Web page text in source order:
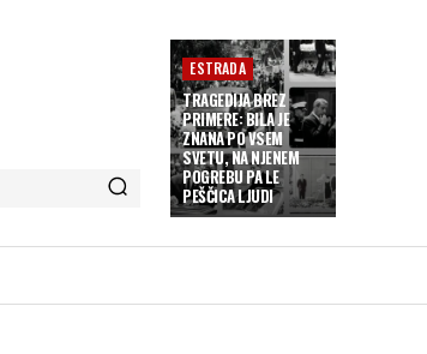
ESTRADA
TRAGEDIJA BREZ
PRIMERE: BILA JE
ZNANA PO VSEM
SVETU, NA NJENEM
POGREBU PA LE
PEŠČICA LJUDI